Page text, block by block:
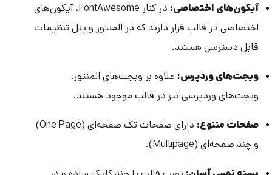
آیکون‌های اختصاصی:
در کنار FontAwesome، آیکون‌های
اختصاصی در قالب قرار دارند که در المنتور و پنل تنظیمات
قابل دسترسی هستند.
ویجت‌های وردپرس: علاوه بر ویجت‌های المنتور،
ویجت‌های وردپرسی نیز در قالب موجود هستند.
صفحات متنوع:
دارای صفحات تک صفحه‌ای (One Page)
و چند صفحه‌ای (Multipage).